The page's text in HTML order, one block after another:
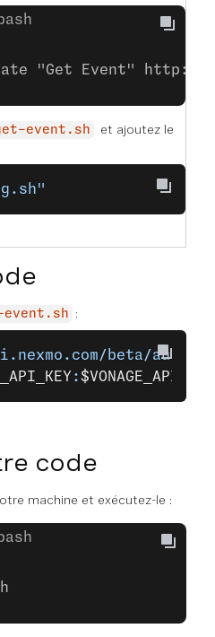
"Get Event" http://
event.sh
et ajoutez le
:
beta/audit/
:
code
machine et exécutez-le :